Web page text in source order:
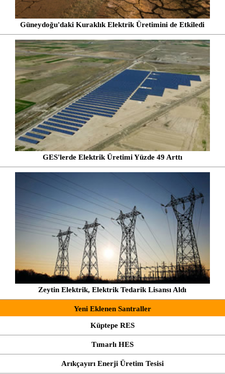
Güneydoğu'daki Kuraklık Elektrik Üretimini de Etkiledi
GES'lerde Elektrik Üretimi Yüzde 49 Arttı
Zeytin Elektrik, Elektrik Tedarik Lisansı Aldı
Yeni Eklenen Santraller
Küptepe RES
Tımarlı HES
Arıkçayırı Enerji Üretim Tesisi